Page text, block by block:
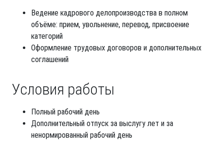
Ведение кадрового делопроизводства в полном
объёме: прием, увольнение, перевод, присвоение
категорий
Оформление трудовых договоров и дополнительных
соглашений
Условия работы
Полный рабочий день
Дополнительный отпуск за выслугу лет и за
ненормированный рабочий день